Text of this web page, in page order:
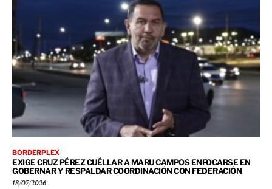
BORDERPLEX
EXIGE CRUZ PÉREZ CUÉLLAR A MARU CAMPOS ENFOCARSE EN
GOBERNAR Y RESPALDAR COORDINACIÓN CON FEDERACIÓN
18/07/2026